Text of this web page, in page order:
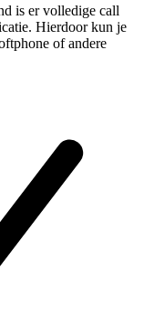
is er volledige call
Hierdoor kun je
of andere